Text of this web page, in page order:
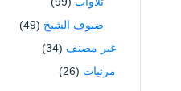
ضيوف الشيخ (49)
غير مصنف (34)
مرئيات (26)